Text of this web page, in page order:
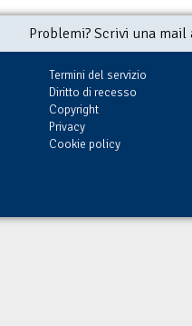
Problemi? Scrivi una
Termini del servizio
Diritto di recesso
Copyright
Privacy
Cookie policy